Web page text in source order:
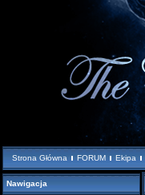
Strona Główna FORUM Ekipa
Nawigacja